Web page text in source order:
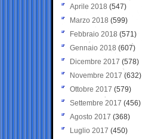
Aprile 2018 (547)
Marzo 2018 (599)
Febbraio 2018 (571)
Gennaio 2018 (607)
Dicembre 2017 (578)
Novembre 2017 (632)
Ottobre 2017 (579)
Settembre 2017 (456)
Agosto 2017 (368)
Luglio 2017 (450)